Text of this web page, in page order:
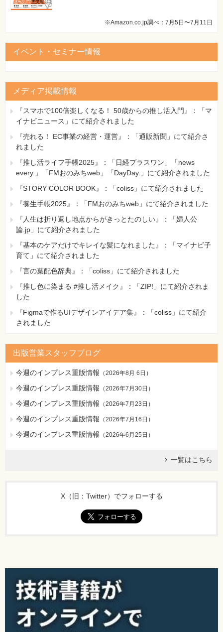
※Amazon.co.jp調べ：7月5日〜7月11日
イベント・セミナー情報
メディア掲載情報
『スマホで100倍楽しくなる！ 50歳からの推し活入門』：「マ
イナビニュース」にて紹介されました
『売れる！ EC事業の経営・運営』：「通販新聞」にて紹介さ
れました
『推し活ライフ手帳2025』：「日経プラスワン」「news
every.」「FMおのみちweb」「DayDay.」にて紹介されました
『STORY COLOR BOOK』：「coliss」にて紹介されました
『養生手帳2025』：「FMおのみちweb」にて紹介されました
『人生は折り返し地点からがきっとたのしい』：「婦人公
論.jp」にて紹介されました
『基本のケアだけでキレイな髪になれました』：「マイナビ子
育て」にて紹介されました
『言の葉配色辞典』：「coliss」にて紹介されました
『推し色に染まる #推し活メイク』：「ZIP!」にて紹介されま
した
『Figmaで作るUIデザインアイデア集』：「coliss」にて紹介
されました
出版営業スタッフブログ
今週のインプレス重版情報 （2026年8月 6日 ）
今週のインプレス重版情報 （2026年7月30日 ）
今週のインプレス重版情報 （2026年7月23日 ）
今週のインプレス重版情報 （2026年7月16日 ）
今週のインプレス重版情報 （2026年6月25日 ）
一覧はこちら
X（旧：Twitter）でフォローする